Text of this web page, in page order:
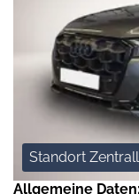
Standort
Allgemeine Daten: